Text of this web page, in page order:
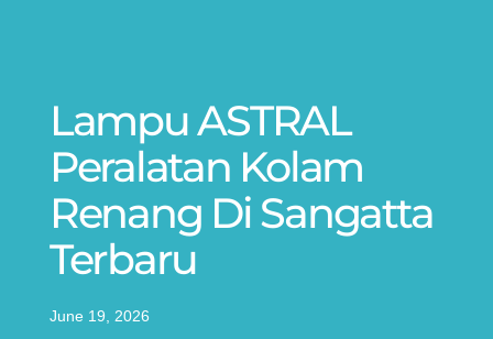
Lampu ASTRAL
Peralatan Kolam
Renang Di Sangatta
Terbaru
June 19, 2026